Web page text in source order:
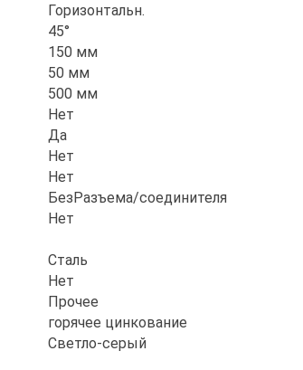
Горизонтальн.
45°
150 мм
50 мм
500 мм
Нет
Да
Нет
Нет
БезРазъема/соединителя
Нет
Сталь
Нет
Прочее
горячее цинкование
Светло-серый